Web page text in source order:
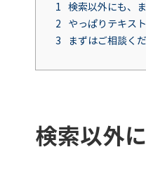
1
検索以外にも、
2
やっぱりテキス
3
まずはご相談く
検索以外